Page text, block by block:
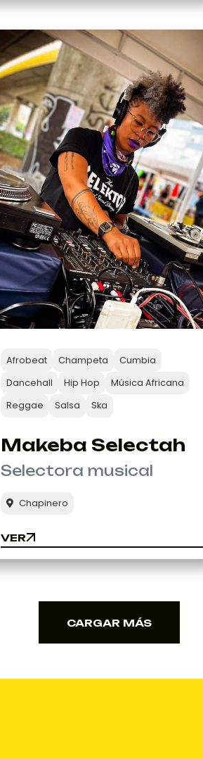
Afrobeat Champeta
Cumbia
Dancehall
Hip Hop
Música Africana
Reggae
Salsa Ska
Makeba Selectah
Selectora musical
Chapinero
VER
VER
CARGAR MÁS